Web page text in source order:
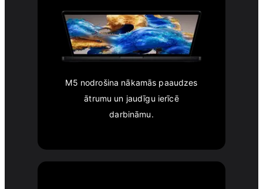
M5 nodrošina nākamās paaudzes
ātrumu un jaudīgu ierīcē
darbināmu.